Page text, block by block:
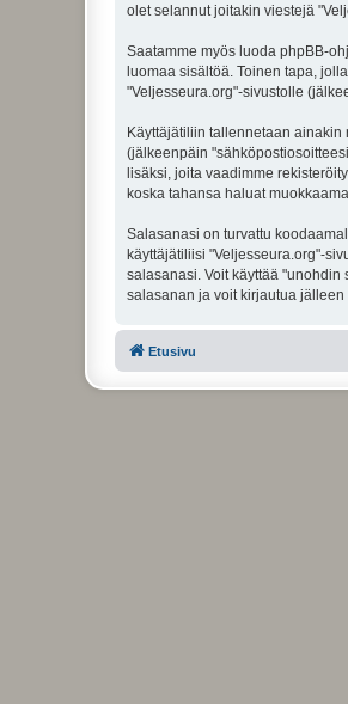
olet selannut joitakin viestejä
Saatamme myös luoda phpBB-
luomaa sisältöä. Toinen tapa,
"Veljesseura.org"-sivustolle
Käyttäjätiliin tallennetaan
(jälkeenpäin
lisäksi, joita vaadimme
koska tahansa haluat
Salasanasi on turvattu
käyttäjätiliisi "Veljesseura.org"-
salasanasi. Voit käyttää
salasanan ja voit kirjautua jälleen
Etusivu